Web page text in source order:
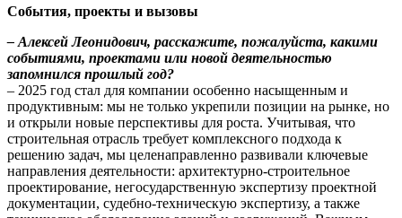
События, проекты и вызовы
– Алексей Леонидович, расскажите, пожалуйста, какими
событиями, проектами или новой деятельностью
запомнился прошлый год?
– 2025 год стал для компании особенно насыщенным и
продуктивным: мы не только укрепили позиции на рынке, но
и открыли новые перспективы для роста. Учитывая, что
строительная отрасль требует комплексного подхода к
решению задач, мы целенаправленно развивали ключевые
направления деятельности: архитектурно‑строительное
проектирование, негосударственную экспертизу проектной
документации, судебно‑техническую экспертизу, а также